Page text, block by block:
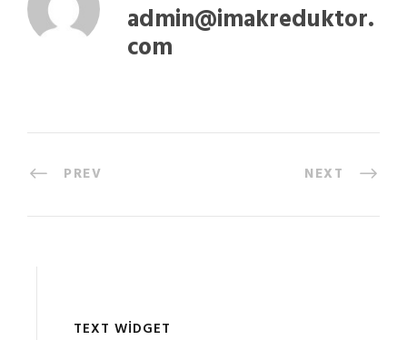
admin@imakreduktor.
com
PREV NEXT
TEXT WIDGET